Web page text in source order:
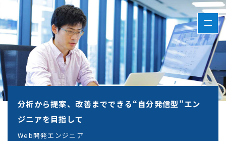
分析から提案、改善までできる“自分発信型”エン
ジニアを目指して
Web開発エンジニア